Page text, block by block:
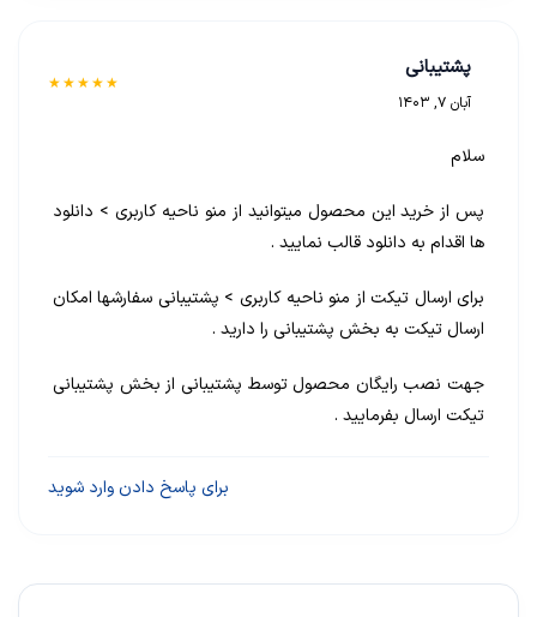
پشتیبانی
آبان 7, 1403
★★★★★
سلام
پس از خرید این محصول میتوانید از منو ناحیه کاربری > دانلود
ها اقدام به دانلود قالب نمایید .
برای ارسال تیکت از منو ناحیه کاربری > پشتیبانی سفارشها امکان
ارسال تیکت به بخش پشتیبانی را دارید .
جهت نصب رایگان محصول توسط پشتیبانی از بخش پشتیبانی
تیکت ارسال بفرمایید .
برای پاسخ دادن وارد شوید